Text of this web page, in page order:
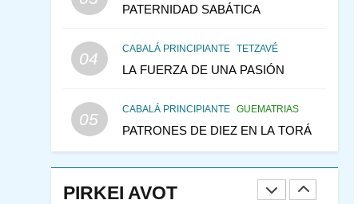
PATERNIDAD SABÁTICA
04
CABALÁ PRINCIPIANTE TETZAVÉ
LA FUERZA DE UNA PASIÓN
05
CABALÁ PRINCIPIANTE GUEMATRIAS
PATRONES DE DIEZ EN LA TORÁ
PIRKEI AVOT
PADRES
PENSAMIENTO JUDÍO
147
VEAMOS ¿POR QUÉ
DE LAS MUJERES
PENSAMIENTO JUDÍO
1
CURSOS